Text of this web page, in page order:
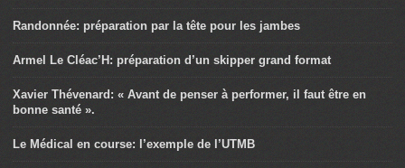
Randonnée: préparation par la tête pour les jambes
Armel Le Cléac’H: préparation d’un skipper grand format
Xavier Thévenard: « Avant de penser à performer, il faut être en
bonne santé ».
Le Médical en course: l’exemple de l’UTMB